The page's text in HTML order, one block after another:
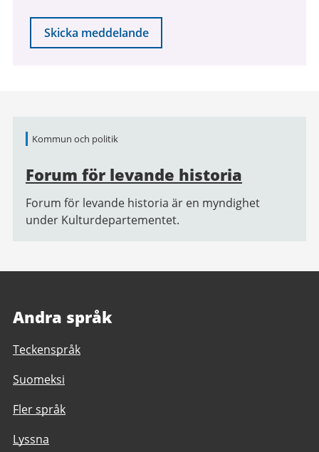
Skicka meddelande
Relaterad
Kommun och politik
Forum för levande historia
Forum för levande historia är en myndighet
under Kulturdepartementet.
Andra språk
Teckenspråk
Suomeksi
Fler språk
Lyssna